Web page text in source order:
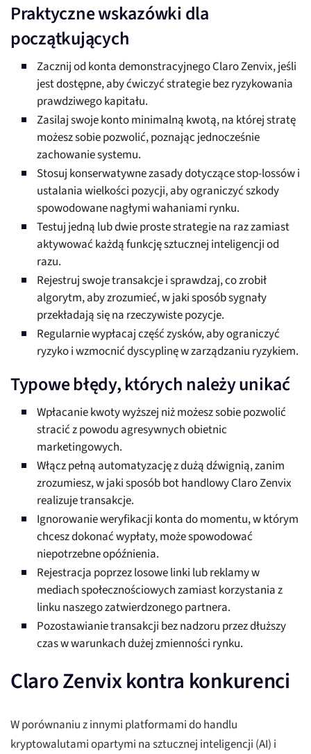
Praktyczne wskazówki dla
początkujących
Zacznij od konta demonstracyjnego Claro Zenvix, jeśli
jest dostępne, aby ćwiczyć strategie bez ryzykowania
prawdziwego kapitału.
Zasilaj swoje konto minimalną kwotą, na której stratę
możesz sobie pozwolić, poznając jednocześnie
zachowanie systemu.
Stosuj konserwatywne zasady dotyczące stop-lossów i
ustalania wielkości pozycji, aby ograniczyć szkody
spowodowane nagłymi wahaniami rynku.
Testuj jedną lub dwie proste strategie na raz zamiast
aktywować każdą funkcję sztucznej inteligencji od
razu.
Rejestruj swoje transakcje i sprawdzaj, co zrobił
algorytm, aby zrozumieć, w jaki sposób sygnały
przekładają się na rzeczywiste pozycje.
Regularnie wypłacaj część zysków, aby ograniczyć
ryzyko i wzmocnić dyscyplinę w zarządzaniu ryzykiem.
Typowe błędy, których należy unikać
Wpłacanie kwoty wyższej niż możesz sobie pozwolić
stracić z powodu agresywnych obietnic
marketingowych.
Włącz pełną automatyzację z dużą dźwignią, zanim
zrozumiesz, w jaki sposób bot handlowy Claro Zenvix
realizuje transakcje.
Ignorowanie weryfikacji konta do momentu, w którym
chcesz dokonać wypłaty, może spowodować
niepotrzebne opóźnienia.
Rejestracja poprzez losowe linki lub reklamy w
mediach społecznościowych zamiast korzystania z
linku naszego zatwierdzonego partnera.
Pozostawianie transakcji bez nadzoru przez dłuższy
czas w warunkach dużej zmienności rynku.
Claro Zenvix kontra konkurenci
W porównaniu z innymi platformami do handlu
kryptowalutami opartymi na sztucznej inteligencji (AI) i